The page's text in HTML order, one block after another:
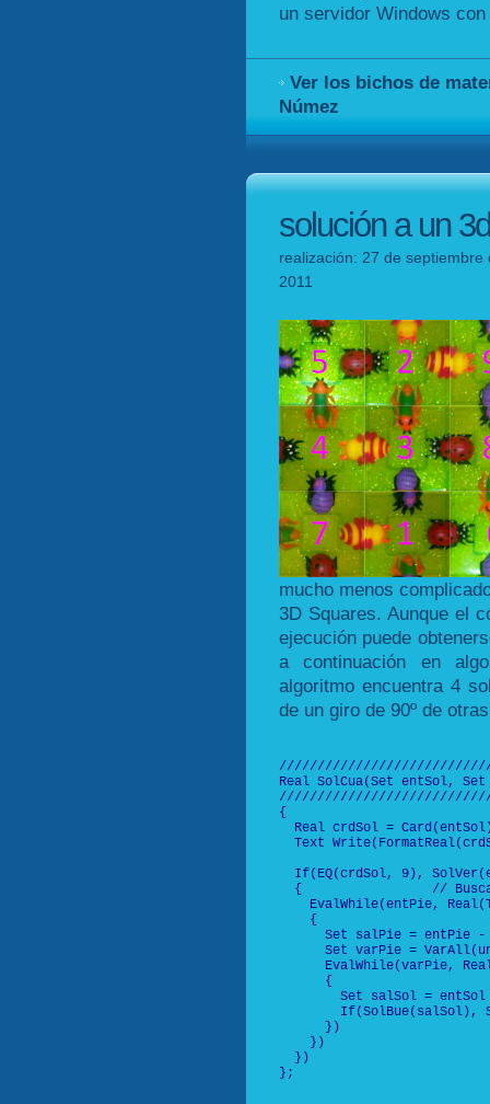
un servidor Windows
Ver los bichos de
Númez
solución a un
realización: 27 de
2011
mucho menos
3D Squares. Aunque el
ejecución puede
a continuación en
algoritmo encuentra 4
de un giro de 90º de
Real SolCua(Set entSol,
{
Real crdSol =
Text
If(EQ(crdSol, 9),
{                 //
EvalWhile(entPie,
    {
Set salPie = entPie -
Set varPie =
EvalWhile(varPie,
      {
Set salSol =
If(SolBue(salSol),
      })
    })
  })
};